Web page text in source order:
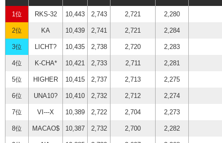
RKS-32 10,443 2,743 2,721 2,280
KA 10,439 2,741 2,721 2,284
LICHT? 10,435 2,738 2,720 2,283
K-CHA* 10,421 2,733 2,711 2,281
HIGHER 10,415 2,737 2,713 2,275
UNA10? 10,410 2,732 2,712 2,274
VI---X 10,389 2,722 2,704 2,273
MACAO$ 10,387 2,732 2,700 2,282
1位
2位
3位
4位
5位
6位
7位
8位